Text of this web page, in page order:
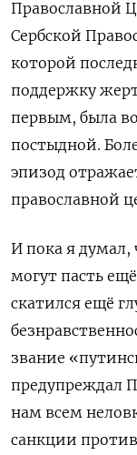
Православной
Сербской
которой
поддержку
первым, была
постыдной.
эпизод
православной
И пока я думал,
могут пасть
скатился ещё
звание
предупреждал
нам всем
санкции